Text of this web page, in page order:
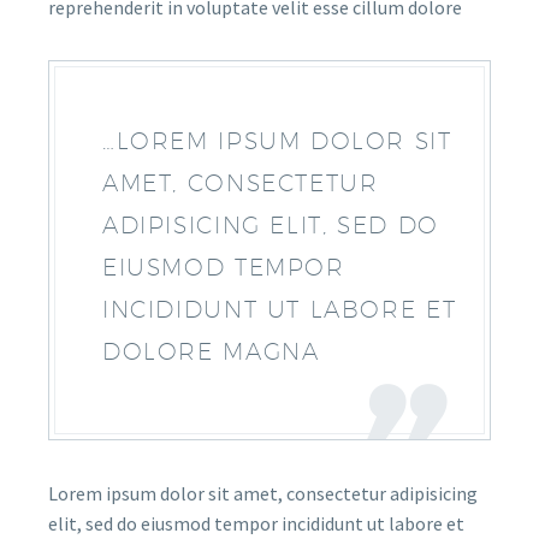
reprehenderit in voluptate velit esse cillum dolore
…LOREM IPSUM DOLOR SIT
AMET, CONSECTETUR
ADIPISICING ELIT, SED DO
EIUSMOD TEMPOR
INCIDIDUNT UT LABORE ET
DOLORE MAGNA
Lorem ipsum dolor sit amet, consectetur adipisicing
elit, sed do eiusmod tempor incididunt ut labore et